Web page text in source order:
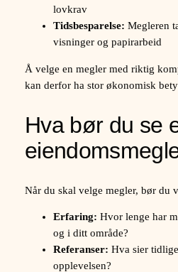
lovkrav
Tidsbesparelse: Megleren
visninger og papirarbeid
Å velge en megler med riktig
kan derfor ha stor økonomisk
Hva bør du se
Når du skal velge megler, bør du
Erfaring: Hvor lenge har
og i ditt område?
Referanser: Hva sier
opplevelsen?